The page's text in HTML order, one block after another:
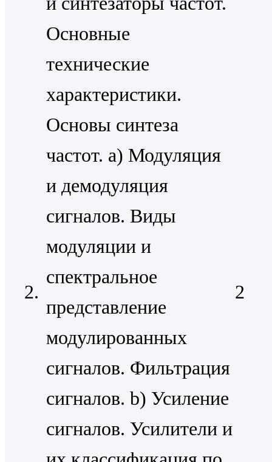
2.
Основные
технические
характеристики.
Основы синтеза
частот. а) Модуляция
и демодуляция
сигналов. Виды
модуляции и
спектральное
представление
модулированных
сигналов. Фильтрация
сигналов. b) Усиление
сигналов. Усилители и
2